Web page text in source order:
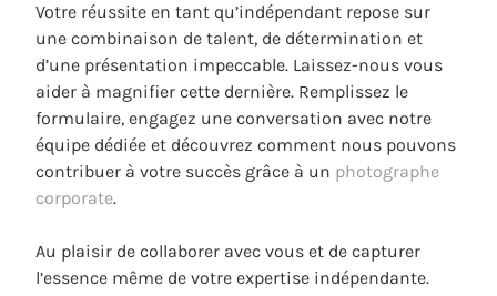
Votre réussite en tant qu’indépendant repose sur
une combinaison de talent, de détermination et
d’une présentation impeccable. Laissez-nous vous
aider à magnifier cette dernière. Remplissez le
formulaire, engagez une conversation avec notre
équipe dédiée et découvrez comment nous pouvons
contribuer à votre succès grâce à un photographe
corporate.
Au plaisir de collaborer avec vous et de capturer
l’essence même de votre expertise indépendante.